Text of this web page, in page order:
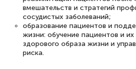
Знаток города 2 уровня
12 марта 2026
Спасибо большое
вмешательств и стратегий
сосудистых заболеваний;
образование пациентов и
жизни: обучение пациентов и
здорового образа жизни и
риска.